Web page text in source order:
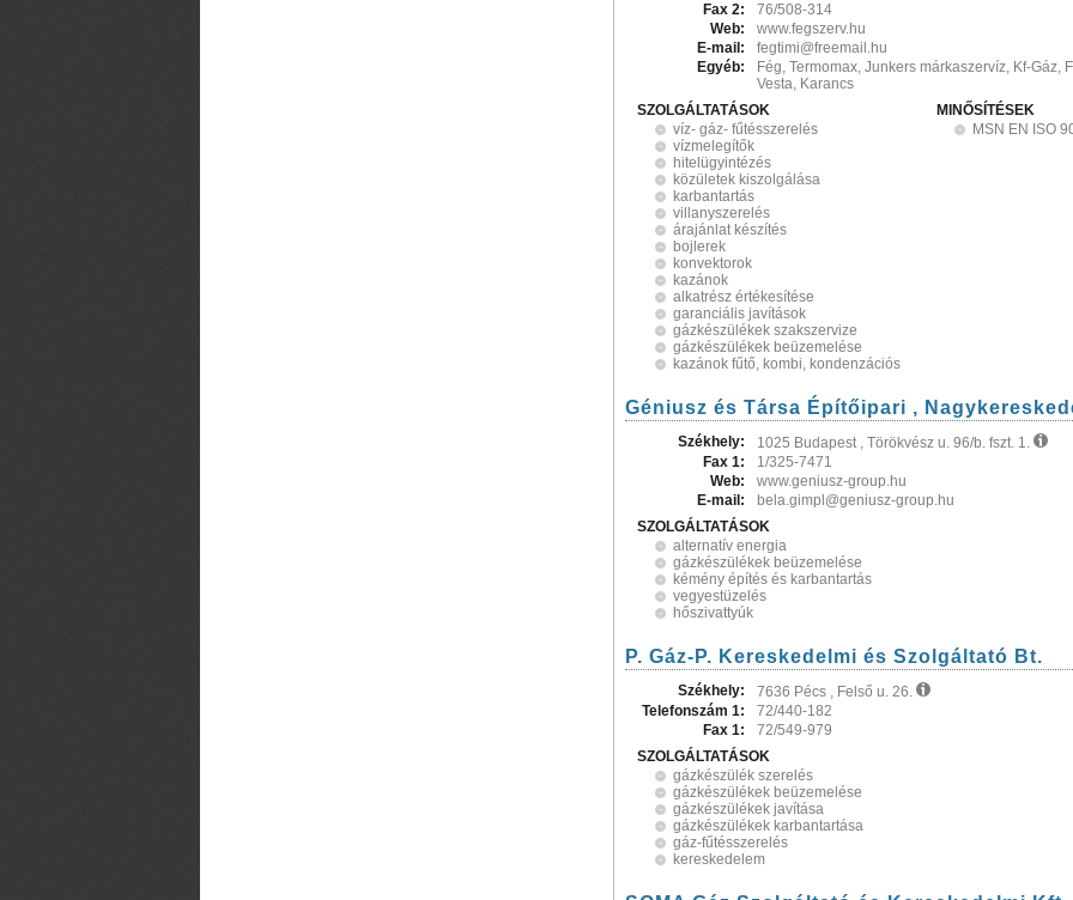
Fax 2:
76/508-314
Web:
www.fegszerv.hu
E-mail:
fegtimi@freemail.hu
Egyéb:
Fég, Termomax, Junkers márkaszervíz, Kf-Gáz,
Vesta, Karancs
SZOLGÁLTATÁSOK
víz- gáz- fűtésszerelés
vízmelegítők
hitelügyintézés
közületek kiszolgálása
karbantartás
villanyszerelés
árajánlat készítés
bojlerek
konvektorok
kazánok
alkatrész értékesítése
garanciális javítások
gázkészülékek szakszervize
gázkészülékek beüzemelése
kazánok fűtő, kombi, kondenzációs
MINŐSÍTÉSEK
MSN EN ISO
Géniusz és Társa Építőipari ,
Székhely:
1025 Budapest , Törökvész u. 96/b. fszt. 1.
Fax 1:
1/325-7471
Web:
www.geniusz-group.hu
E-mail:
bela.gimpl@geniusz-group.hu
SZOLGÁLTATÁSOK
alternatív energia
gázkészülékek beüzemelése
kémény építés és karbantartás
vegyestüzelés
hőszivattyúk
P. Gáz-P. Kereskedelmi és Szolgáltató Bt.
Székhely:
7636 Pécs , Felső u. 26.
Telefonszám 1:
72/440-182
Fax 1:
72/549-979
SZOLGÁLTATÁSOK
gázkészülék szerelés
gázkészülékek beüzemelése
gázkészülékek javítása
gázkészülékek karbantartása
gáz-fűtésszerelés
kereskedelem